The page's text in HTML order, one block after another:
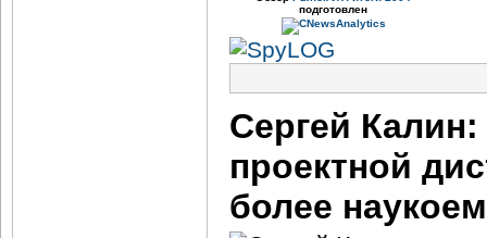
подготовлен
Сергей
проектной
более